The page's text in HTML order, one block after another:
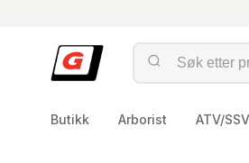
Butikk Arborist ATV/SSV